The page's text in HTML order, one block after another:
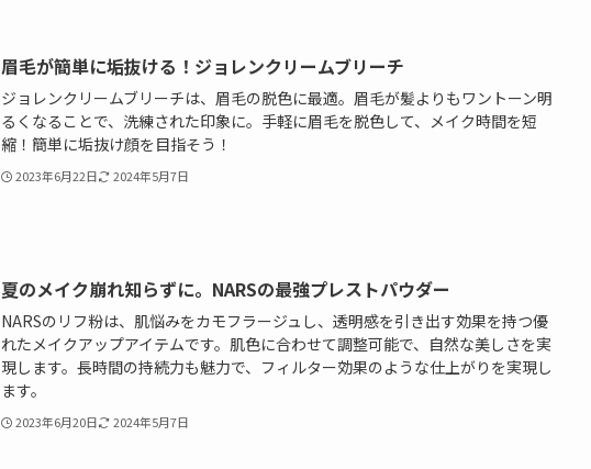
眉毛が簡単に垢抜ける！ジョレンクリームブリーチ
ジョレンクリームブリーチは、眉毛の脱色に最適。眉毛が髪よりもワントーン明
るくなることで、洗練された印象に。手軽に眉毛を脱色して、メイク時間を短
縮！簡単に垢抜け顔を目指そう！
2023年6月22日 2024年5月7日
夏のメイク崩れ知らずに。NARSの最強プレストパウダー
NARSのリフ粉は、肌悩みをカモフラージュし、透明感を引き出す効果を持つ優
れたメイクアップアイテムです。肌色に合わせて調整可能で、自然な美しさを実
現します。長時間の持続力も魅力で、フィルター効果のような仕上がりを実現し
ます。
2023年6月20日 2024年5月7日